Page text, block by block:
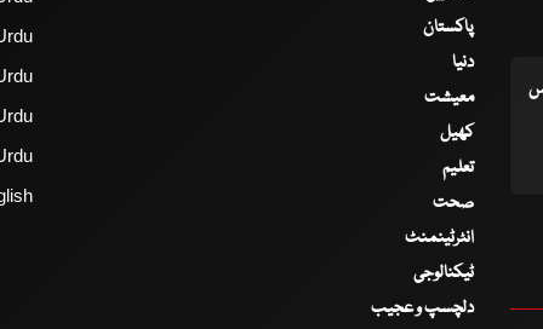
پاکستان
دنیا
معیشت
کھیل
تعلیم
صحت
انٹرٹینمنٹ
ٹیکنالوجی
دلچسپ و عجیب